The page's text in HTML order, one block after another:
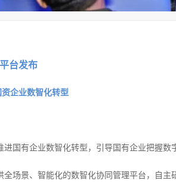
台发布
资企业数智化转型
进国有企业数智化转型，引导国有企业把握
全场景、智能化的数智化协同管理平台，自主